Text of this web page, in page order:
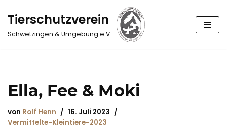
Zum
Inhalt
Tierschutzverein
Schwetzingen & Umgebung e.V.
Ella, Fee & Moki
von Rolf Henn
16. Juli 2023
Vermittelte-Kleintiere-2023